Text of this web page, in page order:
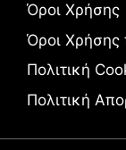
Όροι Χρήσης
Όροι Χρήσης
Πολιτική
Πολιτική